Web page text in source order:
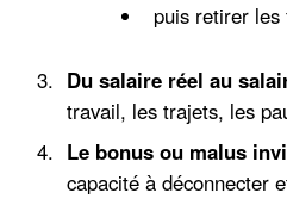
puis retirer les
Du salaire réel au
travail, les trajets, les
Le bonus ou malus
capacité à déconnecter